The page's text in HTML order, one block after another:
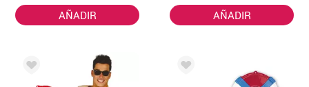
AÑADIR AÑADIR